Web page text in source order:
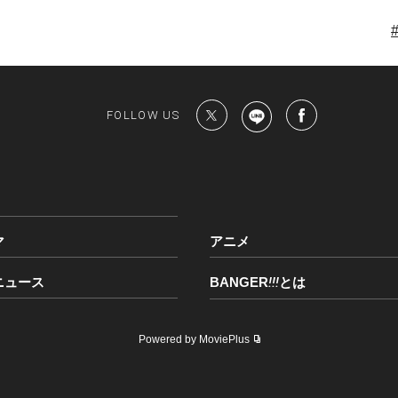
FOLLOW US
アニメ
ュース BANGER!!!とは
Powered by MoviePlus